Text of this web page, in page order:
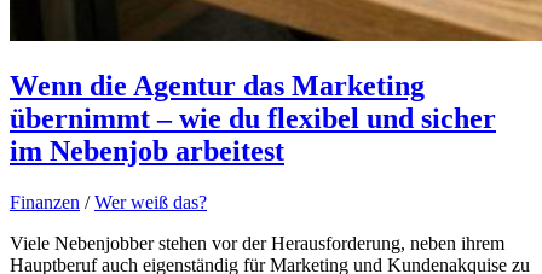
Wenn die Agentur das Marketing
übernimmt – wie du flexibel und sicher
im Nebenjob arbeitest
Finanzen /Wer weiß das?
Viele Nebenjobber stehen vor der Herausforderung, neben ihrem
Hauptberuf auch eigenständig für Marketing und Kundenakquise zu